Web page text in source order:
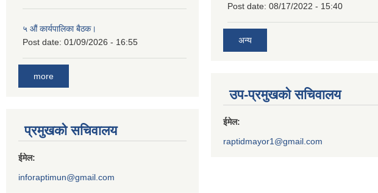
५ औं कार्यपालिका बैठक।
Post date: 01/09/2026 - 16:55
more
प्रमुखको सचिवालय
ईमेल:
inforaptimun@gmail.com
Post date: 08/17/2022 - 15:40
अन्य
उप-प्रमुखको सचिवालय
ईमेल:
raptidmayor1@gmail.com